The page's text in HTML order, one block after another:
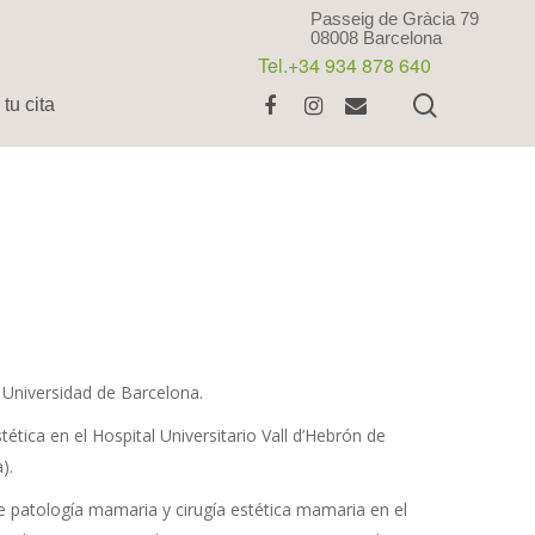
Passeig de Gràcia 79
08008 Barcelona
cita
Tel.+34 934 878 640
de Barcelona.
en el Hospital Universitario Vall d’Hebrón de
mamaria y cirugía estética mamaria en el